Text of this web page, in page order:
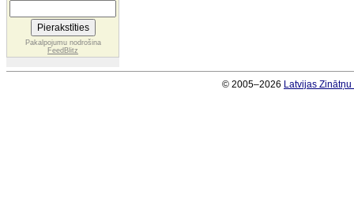
Pakalpojumu nodrošina
FeedBlitz
© 2005–2026 Latvijas